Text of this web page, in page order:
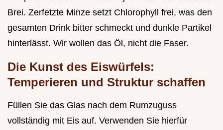
Brei. Zerfetzte Minze setzt Chlorophyll frei, was den
gesamten Drink bitter schmeckt und dunkle Partikel
hinterlässt. Wir wollen das Öl, nicht die Faser.
Die Kunst des Eiswürfels:
Temperieren und Struktur schaffen
Füllen Sie das Glas nach dem Rumzuguss
vollständig mit Eis auf. Verwenden Sie hierfür